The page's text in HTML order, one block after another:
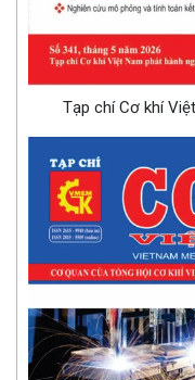
Tạp chí Cơ khí